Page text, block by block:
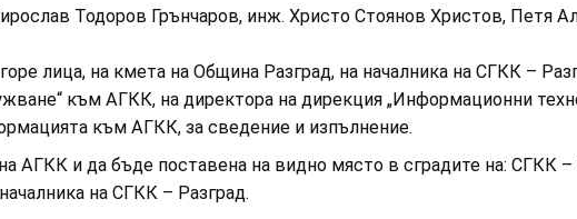
Тодоров Грънчаров, инж. Христо Стоянов Христов, Петя
лица, на кмета на Община Разград, на началника на СГКК –
към АГКК, на директора на дирекция „Информационни
към АГКК, за сведение и изпълнение.
АГКК и да бъде поставена на видно място в сградите на: СГКК
на СГКК – Разград.